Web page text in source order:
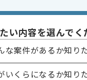
, 受託開発
, 30代活躍中 , 40代活躍
い内容を選んでく
な案件があるか知り
いくらになるか知り